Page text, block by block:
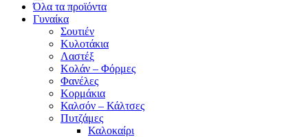
Όλα τα προϊόντα
Γυναίκα
Σουτιέν
Κυλοτάκια
Λαστέξ
Κολάν – Φόρμες
Φανέλες
Κορμάκια
Καλσόν – Κάλτσες
Πυτζάμες
Καλοκαίρι